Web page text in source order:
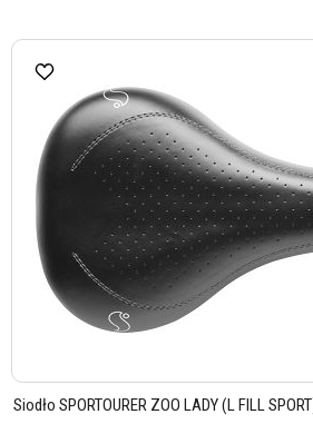
Siodło SPORTOURER ZOO LADY (L FILL